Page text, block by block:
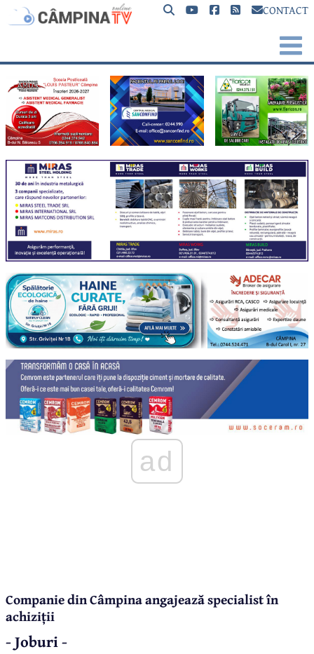
CONTACT
ad
Companie din Câmpina angajează specialist în
achiziții
- Joburi -